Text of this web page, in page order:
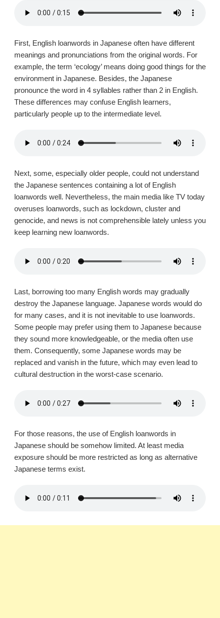
First, English loanwords in Japanese often have different
meanings and pronunciations from the original words. For
example, the term ‘ecology’ means doing good things for the
environment in Japanese. Besides, the Japanese
pronounce the word in 4 syllables rather than 2 in English.
These differences may confuse English learners,
particularly people up to the intermediate level.
Next, some, especially older people, could not understand
the Japanese sentences containing a lot of English
loanwords well. Nevertheless, the main media like TV today
overuses loanwords, such as lockdown, cluster and
genocide, and news is not comprehensible lately unless you
keep learning new loanwords.
Last, borrowing too many English words may gradually
destroy the Japanese language. Japanese words would do
for many cases, and it is not inevitable to use loanwords.
Some people may prefer using them to Japanese because
they sound more knowledgeable, or the media often use
them. Consequently, some Japanese words may be
replaced and vanish in the future, which may even lead to
cultural destruction in the worst-case scenario.
For those reasons, the use of English loanwords in
Japanese should be somehow limited. At least media
exposure should be more restricted as long as alternative
Japanese terms exist.